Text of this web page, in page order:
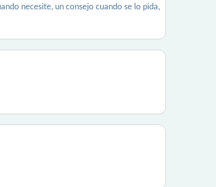
necesite, un consejo cuando se lo pida,